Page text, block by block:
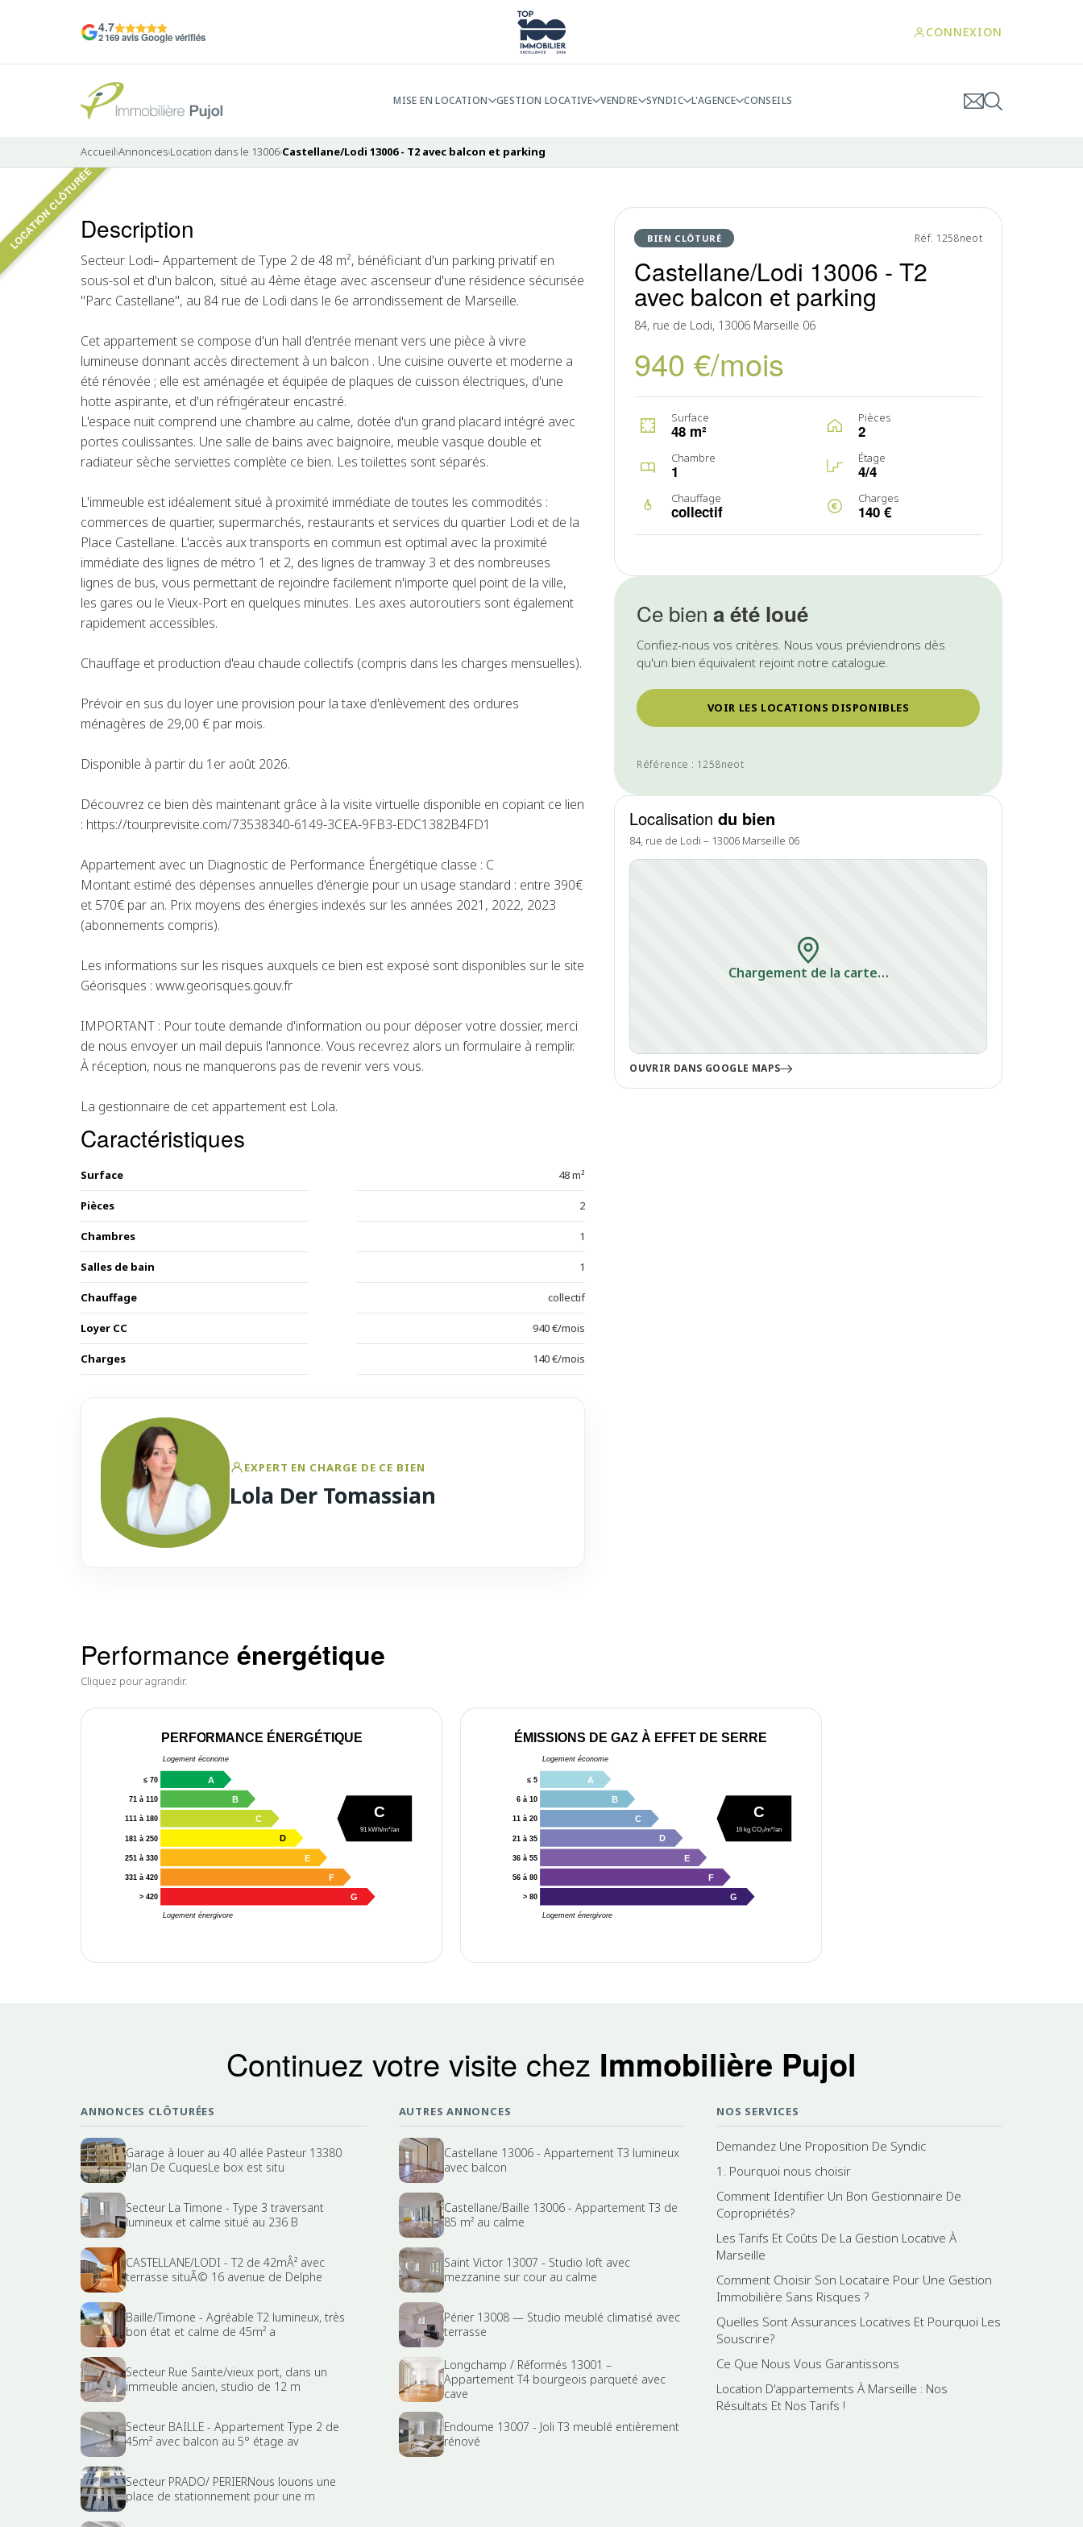
4.7
2 169 avis Google vérifiés CONNEXION
MISE EN LOCATION GESTION LOCATIVE VENDRE SYNDIC L'AGENCE CONSEILS
Accueil›Annonces›Location dans le 13006›Castellane/Lodi 13006 - T2 avec balcon et parking
LOCATION CLÔTURÉE BIEN CLÔTURÉ Réf. 1258neot
Castellane/Lodi 13006 - T2
avec balcon et parking
84, rue de Lodi, 13006 Marseille 06
940 €/mois
Surface
48 m²
Pièces
2
Chambre
1
Étage
4/4
Chauffage
collectif
Charges
140 €
Ce biena été loué
Confiez-nous vos critères. Nous vous préviendrons dès
qu'un bien équivalent rejoint notre catalogue.
VOIR LES LOCATIONS DISPONIBLES
Référence : 1258neot
Localisationdu bien
84, rue de Lodi – 13006 Marseille 06
Chargement de la carte…
OUVRIR DANS GOOGLE MAPS
LOUÉ
Description
Secteur Lodi– Appartement de Type 2 de 48 m², bénéficiant d'un parking privatif en
sous-sol et d'un balcon, situé au 4ème étage avec ascenseur d'une résidence sécurisée
"Parc Castellane", au 84 rue de Lodi dans le 6e arrondissement de Marseille.
Cet appartement se compose d'un hall d'entrée menant vers une pièce à vivre
lumineuse donnant accès directement à un balcon . Une cuisine ouverte et moderne a
été rénovée ; elle est aménagée et équipée de plaques de cuisson électriques, d'une
hotte aspirante, et d'un réfrigérateur encastré.
L'espace nuit comprend une chambre au calme, dotée d'un grand placard intégré avec
portes coulissantes. Une salle de bains avec baignoire, meuble vasque double et
radiateur sèche serviettes complète ce bien. Les toilettes sont séparés.
L'immeuble est idéalement situé à proximité immédiate de toutes les commodités :
commerces de quartier, supermarchés, restaurants et services du quartier Lodi et de la
Place Castellane. L'accès aux transports en commun est optimal avec la proximité
immédiate des lignes de métro 1 et 2, des lignes de tramway 3 et des nombreuses
lignes de bus, vous permettant de rejoindre facilement n'importe quel point de la ville,
les gares ou le Vieux-Port en quelques minutes. Les axes autoroutiers sont également
rapidement accessibles.
Chauffage et production d'eau chaude collectifs (compris dans les charges mensuelles).
Prévoir en sus du loyer une provision pour la taxe d'enlèvement des ordures
ménagères de 29,00 € par mois.
Disponible à partir du 1er août 2026.
Découvrez ce bien dès maintenant grâce à la visite virtuelle disponible en copiant ce lien
: https://tour.previsite.com/73538340-6149-3CEA-9FB3-EDC1382B4FD1
Appartement avec un Diagnostic de Performance Énergétique classe : C
Montant estimé des dépenses annuelles d'énergie pour un usage standard : entre 390€
et 570€ par an. Prix moyens des énergies indexés sur les années 2021, 2022, 2023
(abonnements compris).
Les informations sur les risques auxquels ce bien est exposé sont disponibles sur le site
Géorisques : www.georisques.gouv.fr
IMPORTANT : Pour toute demande d'information ou pour déposer votre dossier, merci
de nous envoyer un mail depuis l'annonce. Vous recevrez alors un formulaire à remplir.
À réception, nous ne manquerons pas de revenir vers vous.
La gestionnaire de cet appartement est Lola.
Caractéristiques
Surface 48 m²
Pièces 2
Chambres 1
Salles de bain 1
Chauffage collectif
Loyer CC 940 €/mois
Charges 140 €/mois
EXPERT EN CHARGE DE CE BIEN
Lola Der Tomassian
Performance énergétique
Cliquez pour agrandir.
PERFORMANCE ÉNERGÉTIQUE
Logement économe
Logement énergivore
≤ 70 A
71 à 110 B
111 à 180 C
181 à 250 D
251 à 330 E
331 à 420 F
> 420 G
C
91 kWh/m²/an
ÉMISSIONS DE GAZ À EFFET DE SERRE
Logement économe
Logement énergivore
≤ 5 A
6 à 10 B
11 à 20 C
21 à 35 D
36 à 55 E
56 à 80 F
> 80 G
C
16 kg CO₂/m²/an
Continuez votre visite chez Immobilière Pujol
ANNONCES CLÔTURÉES
Garage à louer au 40 allée Pasteur 13380
Plan De CuquesLe box est situ
Secteur La Timone - Type 3 traversant
lumineux et calme situé au 236 B
CASTELLANE/LODI - T2 de 42mÂ² avec
terrasse situÃ© 16 avenue de Delphe
Baille/Timone - Agréable T2 lumineux, très
bon état et calme de 45m² a
Secteur Rue Sainte/vieux port, dans un
immeuble ancien, studio de 12 m
Secteur BAILLE - Appartement Type 2 de
45m² avec balcon au 5° étage av
Secteur PRADO/ PERIERNous louons une
place de stationnement pour une m
AUTRES ANNONCES
Castellane 13006 - Appartement T3 lumineux
avec balcon
Castellane/Baille 13006 - Appartement T3 de
85 m² au calme
Saint Victor 13007 - Studio loft avec
mezzanine sur cour au calme
Périer 13008 — Studio meublé climatisé avec
terrasse
Longchamp / Réformés 13001 –
Appartement T4 bourgeois parqueté avec
cave
Endoume 13007 - Joli T3 meublé entièrement
rénové
NOS SERVICES
Demandez Une Proposition De Syndic
1. Pourquoi nous choisir
Comment Identifier Un Bon Gestionnaire De
Copropriétés?
Les Tarifs Et Coûts De La Gestion Locative À
Marseille
Comment Choisir Son Locataire Pour Une Gestion
Immobilière Sans Risques ?
Quelles Sont Assurances Locatives Et Pourquoi Les
Souscrire?
Ce Que Nous Vous Garantissons
Location D'appartements À Marseille : Nos
Résultats Et Nos Tarifs !